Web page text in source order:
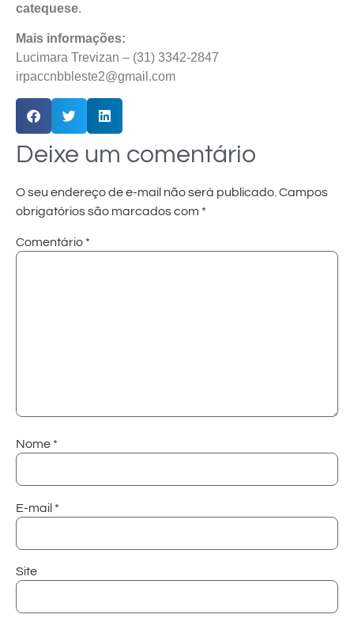
catequese.
Mais informações:
Lucimara Trevizan – (31) 3342-2847
irpaccnbbleste2@gmail.com
Deixe um comentário
O seu endereço de e-mail não será publicado. Campos
obrigatórios são marcados com *
Comentário *
Nome *
E-mail *
Site